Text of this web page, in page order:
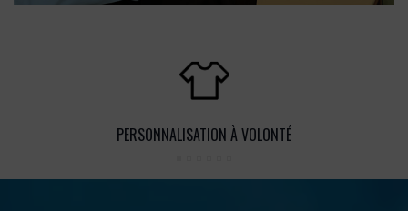
PERSONNALISATION À VOLONTÉ